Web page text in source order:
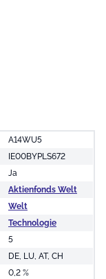
A14WU5
IE00BYPLS672
Ja
Aktienfonds Welt
Welt
Technologie
5
DE, LU, AT, CH
0,2 %